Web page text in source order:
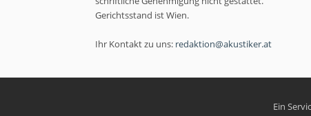
Gerichtsstand ist Wien.
Ihr Kontakt zu uns: redaktion@akustiker.at
Ein